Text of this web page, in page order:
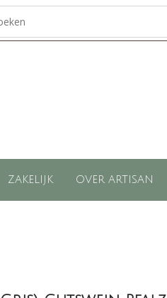
ZAKELIJK OVER ARTISAN